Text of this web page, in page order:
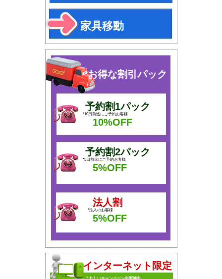
家具移動
お得な割引パック
予約割1パック
*10日前迄にご予約お客様
10%OFF
予約割2パック
*5日前迄にご予約お客様
5%OFF
法人割
*法人のお客様
5%OFF
インターネット限定